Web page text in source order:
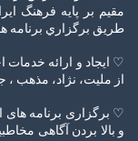
مقيم بر پايه فرهنگ
طریق برگزاري برنامه
♡ ایجاد و ارائه
از ملیت، نژاد، مذهب
♡ برگزاری برنامه
و بالا بردن آگاهی